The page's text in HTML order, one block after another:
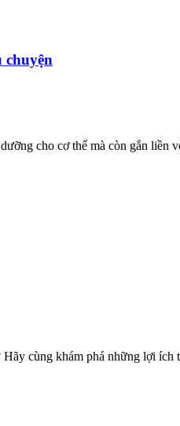
chuyện
cho cơ thể mà còn gắn
cùng khám phá những lợi